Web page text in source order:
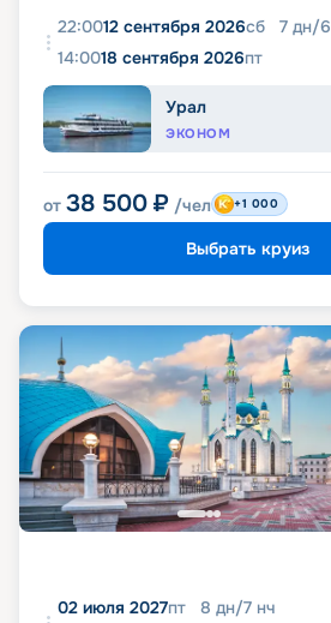
22:0012 сентября 2026сб 7 дн/6
14:0018 сентября 2026пт
Урал
ЭКОНОМ
от 38 500 ₽ /чел +1 000
Выбрать круиз
02 июля 2027пт 8 дн/7 нч